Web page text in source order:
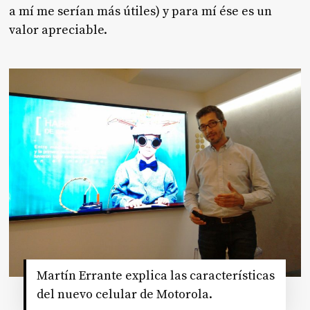
a mí me serían más útiles) y para mí ése es un
valor apreciable.
Martín Errante explica las características
del nuevo celular de Motorola.